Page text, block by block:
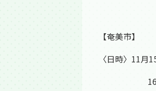
【奄美市】
〈日時〉11月
16日(日)